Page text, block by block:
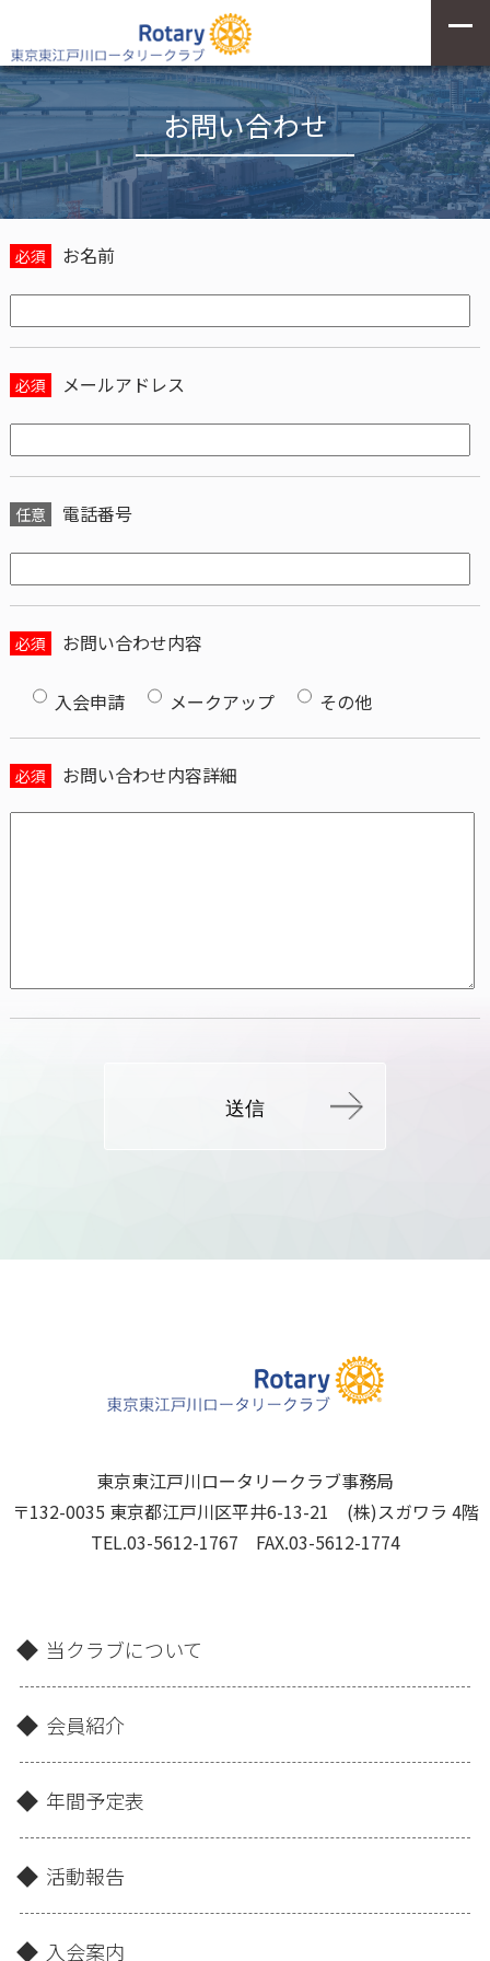
お問い合わせ
必須 お名前
必須 メールアドレス
任意 電話番号
必須 お問い合わせ内容
入会申請 メークアップ その他
必須 お問い合わせ内容詳細
東京東江戸川ロータリークラブ事務局
〒132-0035 東京都江戸川区平井6-13-21 (株)スガワラ 4階
TEL.03-5612-1767 FAX.03-5612-1774
当クラブについて
会員紹介
年間予定表
活動報告
入会案内